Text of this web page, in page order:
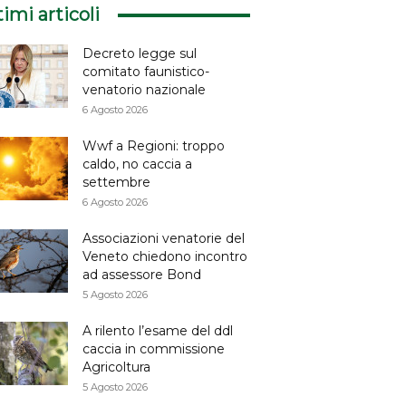
articoli
Decreto legge sul
comitato faunistico-
venatorio nazionale
6 Agosto 2026
Wwf a Regioni: troppo
caldo, no caccia a
settembre
6 Agosto 2026
Associazioni venatorie del
Veneto chiedono incontro
ad assessore Bond
5 Agosto 2026
A rilento l’esame del ddl
caccia in commissione
Agricoltura
5 Agosto 2026